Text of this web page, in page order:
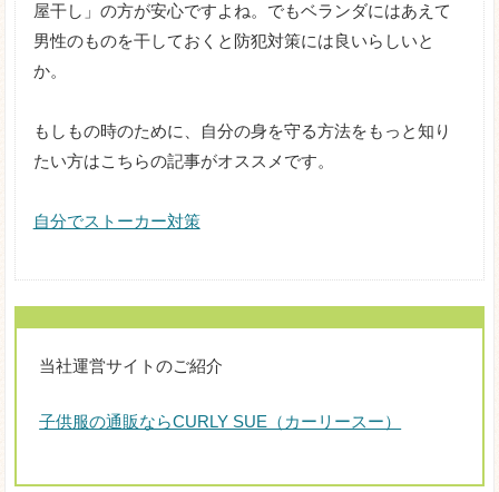
屋干し」の方が安心ですよね。でもベランダにはあえて
男性のものを干しておくと防犯対策には良いらしいと
か。
もしもの時のために、自分の身を守る方法をもっと知り
たい方はこちらの記事がオススメです。
自分でストーカー対策
当社運営サイトのご紹介
子供服の通販ならCURLY SUE（カーリースー）